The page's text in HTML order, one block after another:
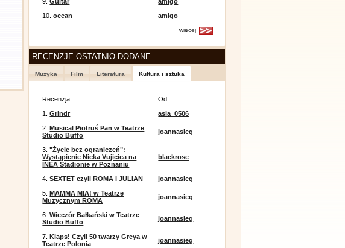
10.ocean amigo
więcej
RECENZJE OSTATNIO DODANE
Muzyka Film Literatura Kultura i sztuka
Recenzja
Od
1.Grindr
asia_0506
2.Musical Piotruś Pan w Teatrze
Studio Buffo
joannasieg
3."Życie bez ograniczeń":
Wystąpienie Nicka Vujicica na
INEA Stadionie w Poznaniu
blackrose
4.SEXTET czyli ROMA I JULIAN
joannasieg
5.MAMMA MIA! w Teatrze
Muzycznym ROMA
joannasieg
6.Wieczór Bałkański w Teatrze
Studio Buffo
joannasieg
7.Klaps! Czyli 50 twarzy Greya w
Teatrze Polonia
joannasieg